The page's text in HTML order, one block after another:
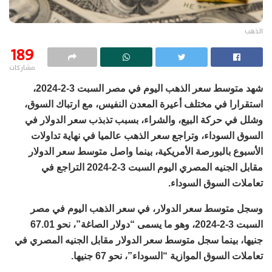
الذهب
189
مشاركات
شهد متوسط سعر الذهب اليوم في مصر السبت 3-2-2024،
استقرارا في مختلف أعيرة المعدن النفيس، مع ارتباك السوق،
وشلل في حركة البيع، والشراء، بسبب تذبذب سعر الدولار في
السوق السوداء، وتراجع سعر الذهب عالميا في نهاية تداولات
الأسبوع بالبورصة الأمريكية، بينما واصل متوسط سعر الدولار
مقابل الجنيه المصري اليوم السبت 3-2-2024 التراجع في
تعاملات السوق السوداء.
وسجل متوسط سعر الدولار، في سعر الذهب اليوم في مصر
السبت 3-2-2024، وهو ما يسمى “دولار الصاغة”، نحو 67.01
جنيها، بينما سجل متوسط سعر الدولار مقابل الجنيه المصري في
تعاملات السوق الموازية “السوداء”، نحو 67 جنيها.